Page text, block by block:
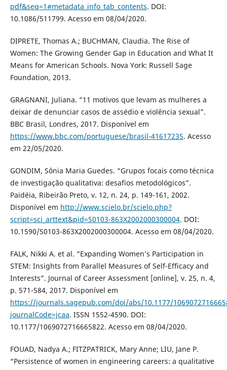
pdf&seq=1#metadata_info_tab_contents. DOI:
10.1086/511799. Acesso em 08/04/2020.
DIPRETE, Thomas A.; BUCHMAN, Claudia. The Rise of
Women: The Growing Gender Gap in Education and What It
Means for American Schools. Nova York: Russell Sage
Foundation, 2013.
GRAGNANI, Juliana. “11 motivos que levam as mulheres a
deixar de denunciar casos de assédio e violência sexual”.
BBC Brasil, Londres, 2017. Disponível em
https://www.bbc.com/portuguese/brasil-41617235. Acesso
em 22/05/2020.
GONDIM, Sônia Maria Guedes. “Grupos focais como técnica
de investigação qualitativa: desafios metodológicos”.
Paidéia, Ribeirão Preto, v. 12, n. 24, p. 149-161, 2002.
Disponível em http://www.scielo.br/scielo.php?
script=sci_arttext&pid=S0103-863X2002000300004. DOI:
10.1590/S0103-863X2002000300004. Acesso em 08/04/2020.
FALK, Nikki A. et al. “Expanding Women’s Participation in
STEM: Insights from Parallel Measures of Self-Efficacy and
Interests”. Journal of Career Assessment [online], v. 25, n. 4,
p. 571-584, 2017. Disponível em
https://journals.sagepub.com/doi/abs/10.1177/
journalCode=jcaa. ISSN 1552-4590. DOI:
10.1177/1069072716665822. Acesso em 08/04/2020.
FOUAD, Nadya A.; FITZPATRICK, Mary Anne; LIU, Jane P.
“Persistence of women in engineering careers: a qualitative